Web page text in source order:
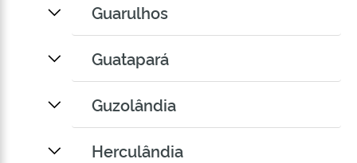
Guarulhos
Guatapará
Guzolândia
Herculândia